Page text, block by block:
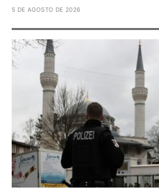
5 DE AGOSTO DE 2026